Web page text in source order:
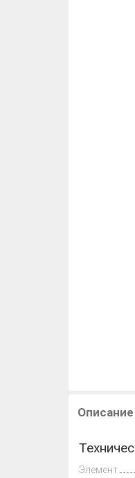
Описание
Элемент